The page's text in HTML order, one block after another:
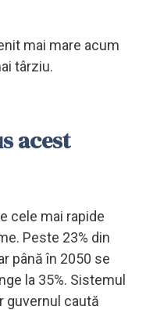
mai mare acum
târziu.
acest
cele mai rapide
Peste 23% din
până în 2050 se
la 35%. Sistemul
guvernul caută